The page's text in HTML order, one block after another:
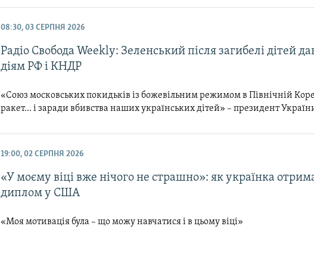
08:30, 03 СЕРПНЯ 2026
Радіо Свобода Weekly: Зеленський після загибелі дітей
діям РФ і КНДР
«Союз московських покидьків із божевільним режимом в Північній
ракет… і заради вбивства наших українських дітей» – президент
19:00, 02 СЕРПНЯ 2026
«У моєму віці вже нічого не страшно»: як українка
диплом у США
«Моя мотивація була – що можу навчатися і в цьому віці»